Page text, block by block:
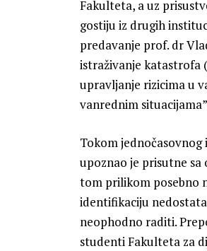
Fakulteta, a uz
gostiju iz drugih
predavanje prof. dr
istraživanje katastrofa
upravljanje rizicima u
vanrednim
Tokom
upoznao je prisutne
tom prilikom posebno
identifikaciju
neophodno raditi.
studenti Fakulteta za